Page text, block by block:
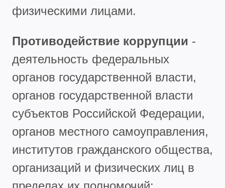
физическими лицами.
Противодействие коррупции -
деятельность федеральных
органов государственной власти,
органов государственной власти
субъектов Российской Федерации,
органов местного самоуправления,
институтов гражданского общества,
организаций и физических лиц в